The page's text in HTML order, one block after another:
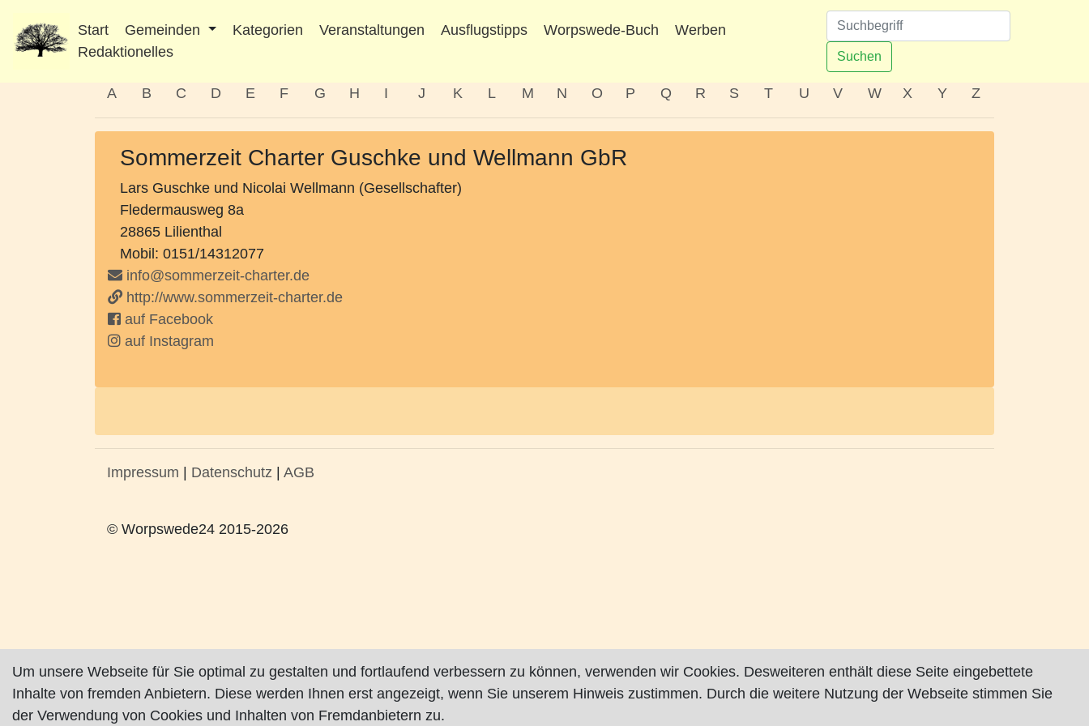
Start Gemeinden Kategorien Veranstaltungen Ausflugstipps Worpswede-Buch
Werben
Redaktionelles
Suchen
A B C D E F G H I J K L M N O P Q R S T U V W X Y Z
Sommerzeit Charter Guschke und Wellmann GbR
Lars Guschke und Nicolai Wellmann (Gesellschafter)
Fledermausweg 8a
28865 Lilienthal
Mobil: 0151/14312077
info@sommerzeit-charter.de
http://www.sommerzeit-charter.de
auf Facebook
auf Instagram
Impressum Datenschutz AGB
© Worpswede24 2015-2026
Um unsere Webseite für Sie optimal zu gestalten und fortlaufend verbessern zu können, verwenden wir Cookies. Desweiteren enthält diese Seite eingebettete
Inhalte von fremden Anbietern. Diese werden Ihnen erst angezeigt, wenn Sie unserem Hinweis zustimmen. Durch die weitere Nutzung der Webseite stimmen Sie
der Verwendung von Cookies und Inhalten von Fremdanbietern zu.